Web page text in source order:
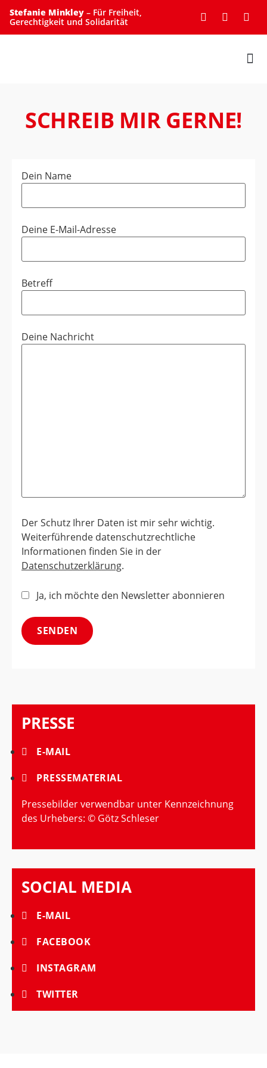
Stefanie Minkley – Für Freiheit,
Gerechtigkeit und Solidarität
SCHREIB MIR GERNE!
Dein Name
Deine E-Mail-Adresse
Betreff
Deine Nachricht
Der Schutz Ihrer Daten ist mir sehr wichtig.
Weiterführende datenschutzrechtliche
Informationen finden Sie in der
Datenschutzerklärung.
Ja, ich möchte den Newsletter abonnieren
PRESSE
E-MAIL
PRESSEMATERIAL
Pressebilder verwendbar unter Kennzeichnung
des Urhebers: © Götz Schleser
SOCIAL MEDIA
E-MAIL
FACEBOOK
INSTAGRAM
TWITTER